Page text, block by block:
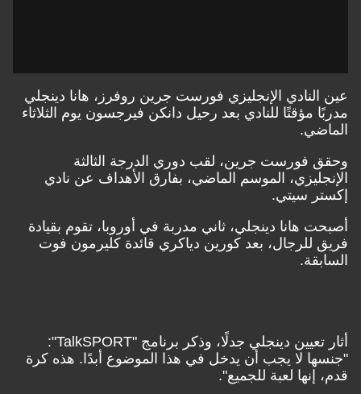
عين النادي الإنجليزي فورست جرين روفرز، هانا دينجلي
مدربًا مؤقتًا للنادي بعد رحيل دانكن فيرجسون يوم الثلاثاء
الماضي.
وحقق فورست جرين، لقب دوري الدرجة الثالثة
الإنجليزي، الموسم الماضي، بفارق الأهداف عن نادي
إكستر سيتي.
أصبحت هانا دينجلي، ثاني مدربة في أوروبا، تقوم بقيادة
فريق للرجال، بعد كورين دياكري قائدة كليرمون فوت
السابقة.
أثار تعيين دينجلي جدلًا، وذكر برنامج "TalkSPORT":
"جنسها لا يجب أن يدخل في هذا الموضوع أبدًا. هذه كرة
قدم، إنها لعبة للجميع".